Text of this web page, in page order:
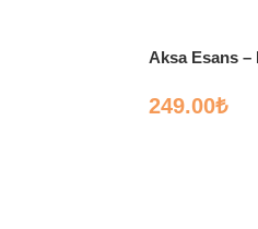
Aksa Esans –
249.00₺